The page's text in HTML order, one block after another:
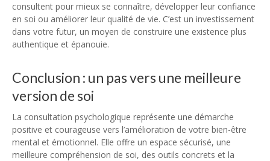
consultent pour mieux se connaître, développer leur confiance
en soi ou améliorer leur qualité de vie. C’est un investissement
dans votre futur, un moyen de construire une existence plus
authentique et épanouie.
Conclusion : un pas vers une meilleure
version de soi
La consultation psychologique représente une démarche
positive et courageuse vers l’amélioration de votre bien-être
mental et émotionnel. Elle offre un espace sécurisé, une
meilleure compréhension de soi, des outils concrets et la